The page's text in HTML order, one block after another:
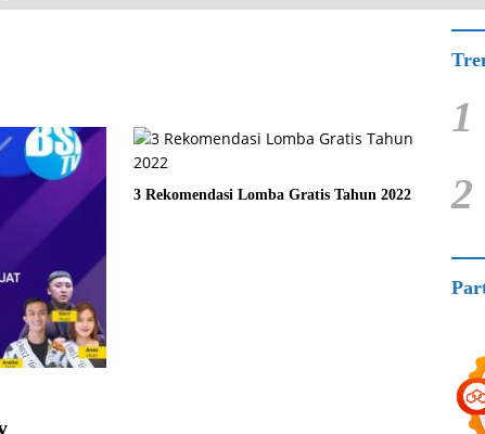
3 Rekomendasi Lomba Gratis Tahun 2022
1
2